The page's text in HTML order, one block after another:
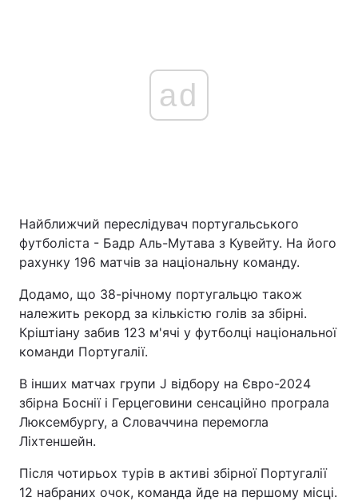
ad
Найближчий переслідувач португальського
футболіста - Бадр Аль-Мутава з Кувейту. На його
рахунку 196 матчів за національну команду.
Додамо, що 38-річному португальцю також
належить рекорд за кількістю голів за збірні.
Кріштіану забив 123 м'ячі у футболці національної
команди Португалії.
В інших матчах групи J відбору на Євро-2024
збірна Боснії і Герцеговини сенсаційно програла
Люксембургу, а Словаччина перемогла
Ліхтеншейн.
Після чотирьох турів в активі збірної Португалії
12 набраних очок, команда йде на першому місці.